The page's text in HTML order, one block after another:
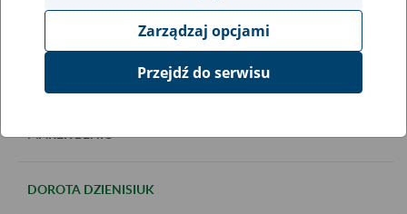
Lista prelegentów:
KATARZYNA ANDREJUK
MAREK BENIO
DOROTA DZIENISIUK
Zarządzaj opcjami
Przejdź do serwisu